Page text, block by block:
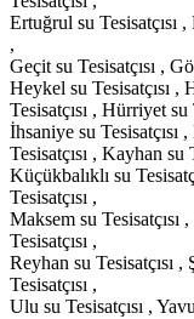
Ertuğrul su Tesisatçısı ,
,
Geçit su Tesisatçısı ,
Heykel su Tesisatçısı ,
Tesisatçısı , Hürriyet su
İhsaniye su Tesisatçısı
Tesisatçısı , Kayhan su
Küçükbalıklı su
Tesisatçısı ,
Maksem su Tesisatçısı
Tesisatçısı ,
Reyhan su Tesisatçısı ,
Tesisatçısı ,
Ulu su Tesisatçısı ,